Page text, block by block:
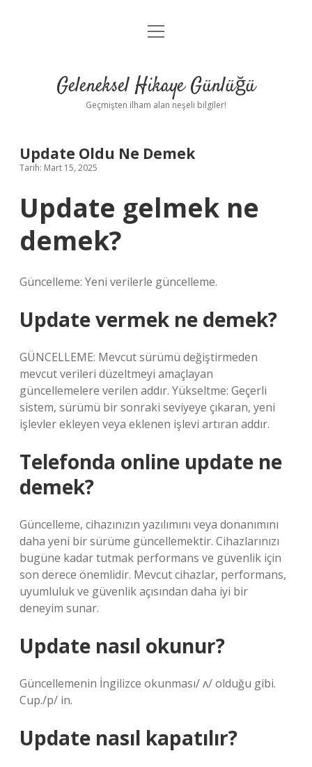
Anasayfa
Yasal Uyarı
menüyü
Geleneksel Hikaye Günlüğü
Geçmişten ilham alan neşeli bilgiler!
Update Oldu Ne Demek
Tarih: Mart 15, 2025
Update gelmek ne
demek?
Güncelleme: Yeni verilerle güncelleme.
Update vermek ne demek?
GÜNCELLEME: Mevcut sürümü değiştirmeden
mevcut verileri düzeltmeyi amaçlayan
güncellemelere verilen addır. Yükseltme: Geçerli
sistem, sürümü bir sonraki seviyeye çıkaran, yeni
işlevler ekleyen veya eklenen işlevi artıran addır.
Telefonda online update ne
demek?
Güncelleme, cihazınızın yazılımını veya donanımını
daha yeni bir sürüme güncellemektir. Cihazlarınızı
bugüne kadar tutmak performans ve güvenlik için
son derece önemlidir. Mevcut cihazlar, performans,
uyumluluk ve güvenlik açısından daha iyi bir
deneyim sunar.
Update nasıl okunur?
Güncellemenin İngilizce okunması/ ʌ/ olduğu gibi.
Cup./p/ in.
Update nasıl kapatılır?